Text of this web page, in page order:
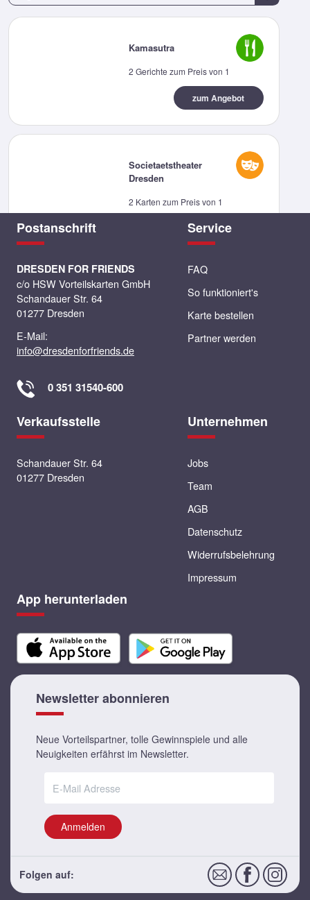
Kamasutra
2 Gerichte zum Preis von 1
zum Angebot
Societaetstheater
Dresden
2 Karten zum Preis von 1
zum Angebot
Staatsoperette
2 Karten zum Preis von 1
zum Angebot
zum Angebot
tjg. theater junge
XXL' Bowling
Postanschrift
DRESDEN FOR FRIENDS
c/o HSW Vorteilskarten GmbH
Schandauer Str. 64
01277 Dresden
E-Mail:
info@dresdenforfriends.de
0 351 31540-600
Service
FAQ
So funktioniert's
Karte bestellen
Partner werden
Verkaufsstelle
Schandauer Str. 64
01277 Dresden
Unternehmen
Jobs
Team
AGB
Datenschutz
Widerrufsbelehrung
Impressum
App herunterladen
Newsletter abonnieren
Neue Vorteilspartner, tolle Gewinnspiele und alle
Neuigkeiten erfährst im Newsletter.
Anmelden
Folgen auf: